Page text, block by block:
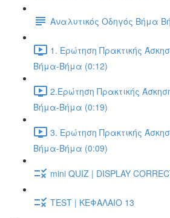
Αναλυτικός Οδηγός Βήμα
1. Ερώτηση Πρακτικής
Βήμα-Βήμα (0:12)
2.Ερώτηση Πρακτικής
Βήμα-Βήμα (0:19)
3. Ερώτηση Πρακτικής
Βήμα-Βήμα (0:09)
mini QUIZ | DISPLAY
TEST | ΚΕΦΑΛΑΙΟ 13